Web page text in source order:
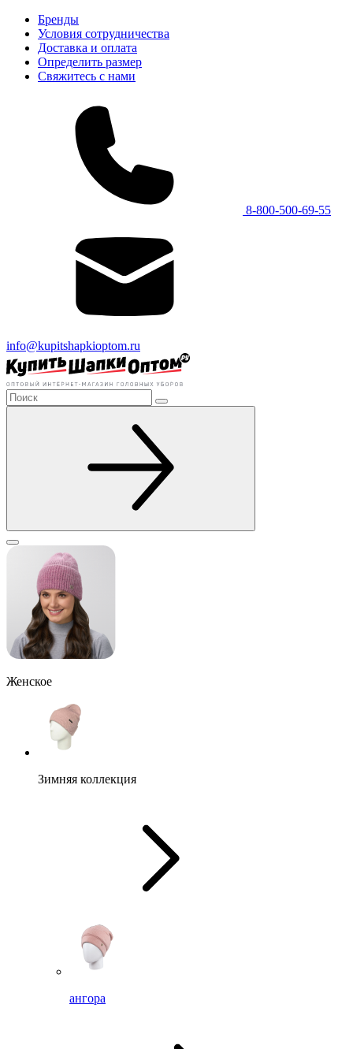
Бренды
Условия сотрудничества
Доставка и оплата
Определить размер
Свяжитесь с нами
8-800-500-69-55
info@kupitshapkioptom.ru
Женское
Зимняя коллекция
ангора